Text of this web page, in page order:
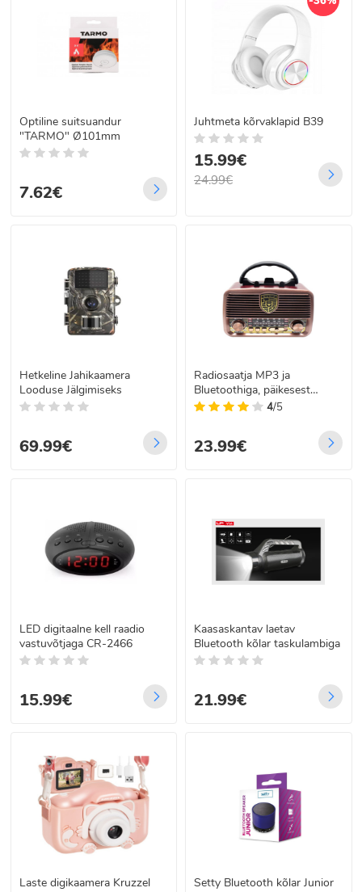
Optiline suitsuandur
"TARMO" Ø101mm
7.62€
Juhtmeta kõrvaklapid B39
15.99€
24.99€
Hetkeline Jahikaamera
Looduse Jälgimiseks
69.99€
Radiosaatja MP3 ja
Bluetoothiga, päikesest
laetav RX-BT1110S
4/5
23.99€
LED digitaalne kell raadio
vastuvõtjaga CR-2466
15.99€
Kaasaskantav laetav
Bluetooth kõlar taskulambiga
21.99€
Laste digikaamera Kruzzel
Setty Bluetooth kõlar Junior